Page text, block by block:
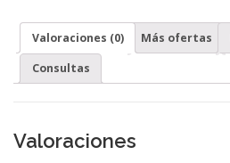
Valoraciones (0) Más ofertas
Consultas
Valoraciones